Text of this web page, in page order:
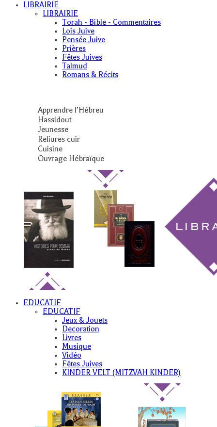
LIBRAIRIE
LIBRAIRIE
Torah - Bible - Commentaires
Lois Juive
Pensée Juive
Prières
Fêtes Juives
Talmud
Romans & Récits
Apprendre l’Hébreu
Hassidout
Jeunesse
Reliures cuir
Cuisine
Ouvrage Hébraïque
EDUCATIF
EDUCATIF
Jeux & Jouets
Decoration
Livres
Musique
Vidéo
Fêtes Juives
KINDER VELT (MITZVAH KINDER)